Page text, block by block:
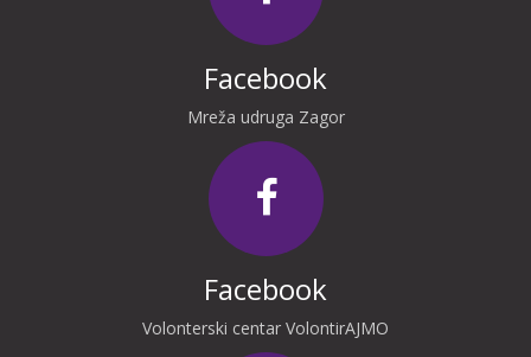
Facebook
Mreža udruga Zagor
Facebook
Volonterski centar VolontirAJMO